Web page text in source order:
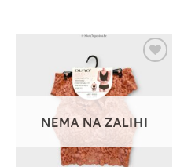
Dodaj u
favorite
NEMA NA ZALIHI